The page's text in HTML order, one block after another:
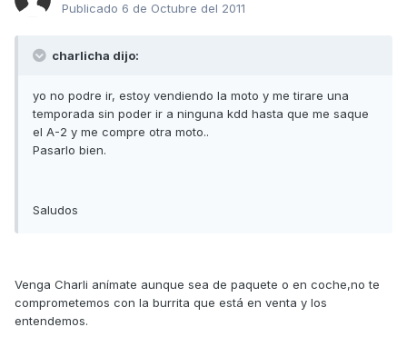
Publicado 6 de Octubre del 2011
charlicha dijo:
yo no podre ir, estoy vendiendo la moto y me tirare una
temporada sin poder ir a ninguna kdd hasta que me saque
el A-2 y me compre otra moto..
Pasarlo bien.
Saludos
Venga Charli anímate aunque sea de paquete o en coche,no te
comprometemos con la burrita que está en venta y los
entendemos.